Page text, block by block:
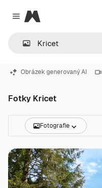
Close menu
Magnific
Obrázek generovaný AI
Fotky Kricet
Fotografie